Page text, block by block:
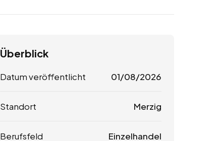
Überblick
Datum veröffentlicht 01/08/2026
Standort Merzig
Berufsfeld Einzelhandel